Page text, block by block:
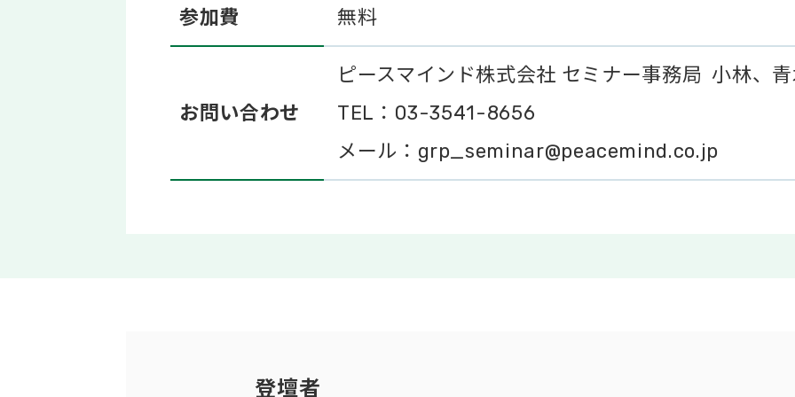
参加費 無料
お問い合わせ
ピースマインド株式会社 セミナー事務局 小林、
TEL：03-3541-8656
メール：grp_seminar@peacemind.co.jp
登壇者